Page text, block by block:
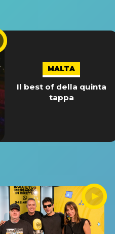
MALTA
Il best of della quinta
tappa